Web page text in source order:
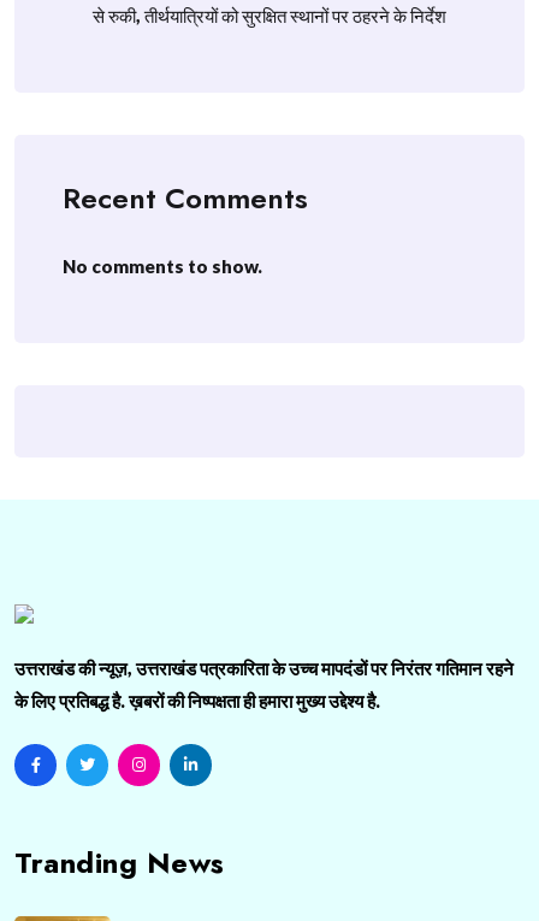
से रुकी, तीर्थयात्रियों को सुरक्षित स्थानों पर ठहरने के निर्देश
Recent Comments
No comments to show.
उत्तराखंड की न्यूज़, उत्तराखंड पत्रकारिता के उच्च मापदंडों पर निरंतर गतिमान रहने
के लिए प्रतिबद्ध है. ख़बरों की निष्पक्षता ही हमारा मुख्य उद्देश्य है.
Tranding News